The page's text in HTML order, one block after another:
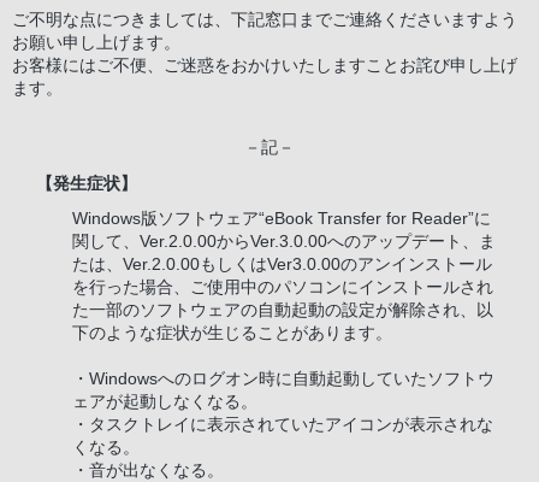
ご不明な点につきましては、下記窓口までご連絡くださいますよう
お願い申し上げます。
お客様にはご不便、ご迷惑をおかけいたしますことお詫び申し上げ
ます。
－記－
【発生症状】
Windows版ソフトウェア“eBook Transfer for Reader”に
関して、Ver.2.0.00からVer.3.0.00へのアップデート、ま
たは、Ver.2.0.00もしくはVer3.0.00のアンインストール
を行った場合、ご使用中のパソコンにインストールされ
た一部のソフトウェアの自動起動の設定が解除され、以
下のような症状が生じることがあります。
・Windowsへのログオン時に自動起動していたソフトウ
ェアが起動しなくなる。
・タスクトレイに表示されていたアイコンが表示されな
くなる。
・音が出なくなる。